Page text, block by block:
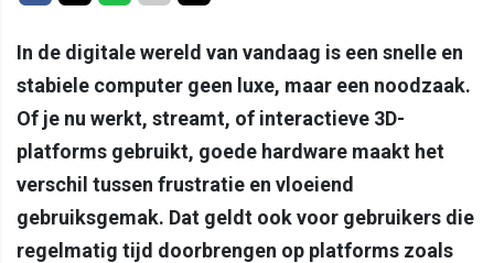
In de digitale wereld van vandaag is een snelle en
stabiele computer geen luxe, maar een noodzaak.
Of je nu werkt, streamt, of interactieve 3D-
platforms gebruikt, goede hardware maakt het
verschil tussen frustratie en vloeiend
gebruiksgemak. Dat geldt ook voor gebruikers die
regelmatig tijd doorbrengen op platforms zoals